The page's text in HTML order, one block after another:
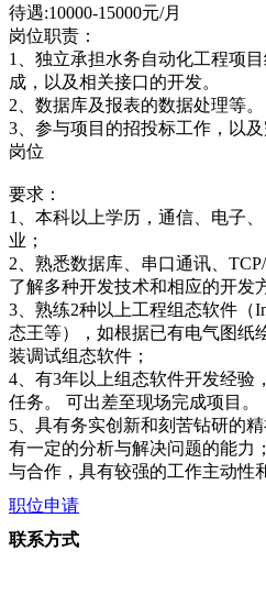
待遇:10000-15000元/月
岗位职责：
1、独立承担水务自动化工程项
成，以及相关接口的开发。
2、数据库及报表的数据处理等。
3、参与项目的招投标工作，以
岗位
要求：
1、本科以上学历，通信、电子
业；
2、熟悉数据库、串口通讯、
了解多种开发技术和相应的开发
3、熟练2种以上工程组态软件（
态王等），如根据已有电气图纸
装调试组态软件；
4、有3年以上组态软件开发经验
任务。 可出差至现场完成项目。
5、具有务实创新和刻苦钻研的
有一定的分析与解决问题的能力
与合作，具有较强的工作主动性
职位申请
联系方式